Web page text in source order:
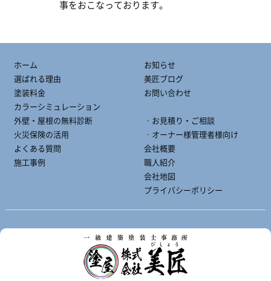
事をおこなっております。
ホーム
選ばれる理由
塗装料金
カラーシミュレーション
外壁・屋根の無料診断
火災保険の活用
よくある質問
施工事例
お知らせ
美匠ブログ
お問い合わせ
‐お見積り・ご相談
‐オーナー様管理者様向け
会社概要
職人紹介
会社地図
プライバシーポリシー